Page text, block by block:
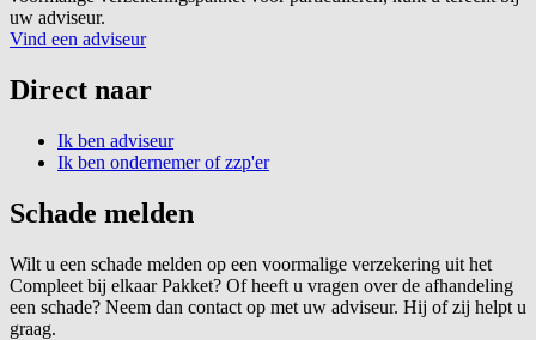
uw adviseur.
Vind een adviseur
Direct naar
Ik ben adviseur
Ik ben ondernemer of zzp'er
Schade melden
Wilt u een schade melden op een voormalige verzekering uit het
Compleet bij elkaar Pakket? Of heeft u vragen over de afhandeling
een schade? Neem dan contact op met uw adviseur. Hij of zij helpt u
graag.